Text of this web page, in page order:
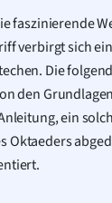
faszinierende
verbirgt sich
Die
den
ein
Oktaeders